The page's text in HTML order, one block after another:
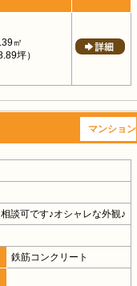
㎡
坪）
マンション
談可です♪オシャレな外観♪
鉄筋コンクリート